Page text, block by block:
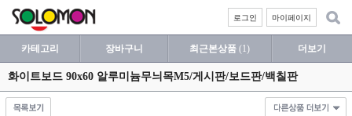
마이페이지
로그인
카테고리 장바구니 최근본상품 (1) 더보기
화이트보드 90x60 알루미늄무늬목M5/게시판/보드판/백칠판